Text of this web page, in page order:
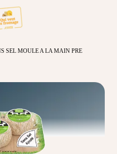
SEL MOULE A LA MAIN PRE